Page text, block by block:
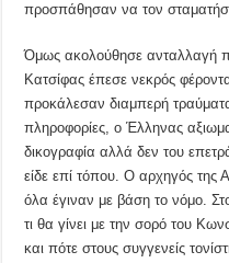
προσπάθησαν να τον
Όμως ακολούθησε ανταλλαγή
Κατσίφας έπεσε νεκρός
προκάλεσαν διαμπερή
πληροφορίες, ο Έλληνας
δικογραφία αλλά δεν του
είδε επί τόπου. Ο αρχηγός της
όλα έγιναν με βάση το νόμο.
τι θα γίνει με την σορό του
και πότε στους συγγενείς